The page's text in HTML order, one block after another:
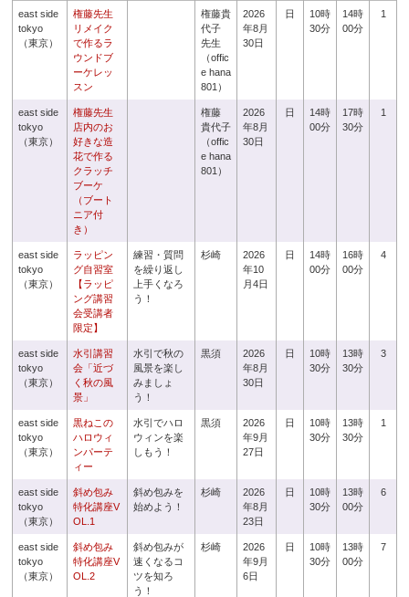
east side
tokyo
（東京）
権藤先生
リメイク
で作るラ
ウンドブ
ーケレッ
スン
権藤貴
代子
先生
（offic
e hana
801）
2026
年8月
30日
日
10時
30分
14時
00分
1
east side
tokyo
（東京）
権藤先生
店内のお
好きな造
花で作る
クラッチ
ブーケ
（ブート
ニア付
き）
権藤
貴代子
（offic
e hana
801）
2026
年8月
30日
日
14時
00分
17時
30分
1
east side
tokyo
（東京）
ラッピン
グ自習室
【ラッピ
ング講習
会受講者
限定】
練習・質問
を繰り返し
上手くなろ
う！
杉崎
2026
年10
月4日
日
14時
00分
16時
00分
4
east side
tokyo
（東京）
水引講習
会「近づ
く秋の風
景」
水引で秋の
風景を楽し
みましょ
う！
黒須
2026
年8月
30日
日
10時
30分
13時
30分
3
east side
tokyo
（東京）
黒ねこの
ハロウィ
ンパーテ
ィー
水引でハロ
ウィンを楽
しもう！
黒須
2026
年9月
27日
日
10時
30分
13時
30分
1
east side
tokyo
（東京）
斜め包み
特化講座V
OL.1
斜め包みを
始めよう！
杉崎
2026
年8月
23日
日
10時
30分
13時
00分
6
east side
tokyo
（東京）
斜め包み
特化講座V
OL.2
斜め包みが
速くなるコ
ツを知ろ
う！
杉崎
2026
年9月
6日
日
10時
30分
13時
00分
7